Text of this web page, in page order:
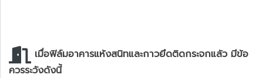
เมื่อฟิล์มอาคารแห้งสนิทและกาวยึดติดกระจกแล้ว มีข้อ
ควรระวังดังนี้